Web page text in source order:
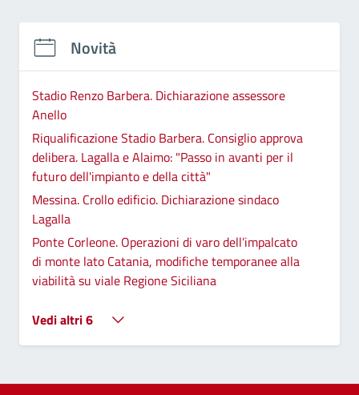
Novità
Stadio Renzo Barbera. Dichiarazione assessore
Anello
Riqualificazione Stadio Barbera. Consiglio approva
delibera. Lagalla e Alaimo: "Passo in avanti per il
futuro dell'impianto e della città"
Messina. Crollo edificio. Dichiarazione sindaco
Lagalla
Ponte Corleone. Operazioni di varo dell’impalcato
di monte lato Catania, modifiche temporanee alla
viabilità su viale Regione Siciliana
Vedi altri 6